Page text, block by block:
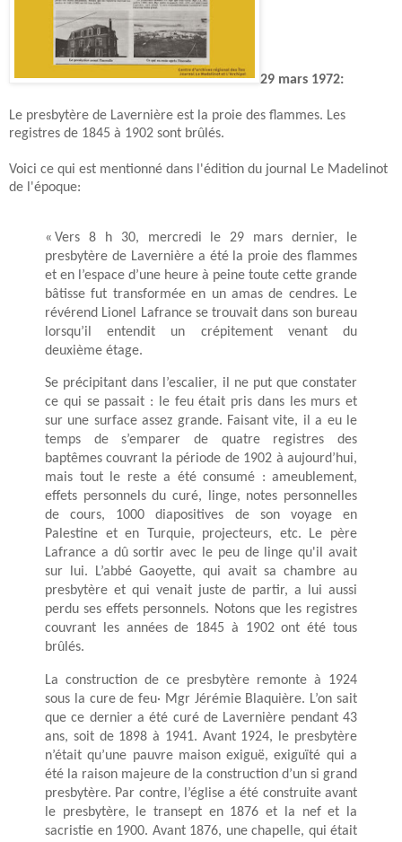
29 mars 1972:
Le presbytère de Lavernière est la proie des flammes. Les
registres de 1845 à 1902 sont brûlés.
Voici ce qui est mentionné dans l'édition du journal Le Madelinot
de l'époque:
« Vers 8 h 30, mercredi le 29 mars dernier, le
presbytère de Lavernière a été la proie des flammes
et en l’espace d’une heure à peine toute cette grande
bâtisse fut transformée en un amas de cendres. Le
révérend Lionel Lafrance se trouvait dans son bureau
lorsqu’il entendit un crépitement venant du
deuxième étage.
Se précipitant dans l’escalier, il ne put que constater
ce qui se passait : le feu était pris dans les murs et
sur une surface assez grande. Faisant vite, il a eu le
temps de s’emparer de quatre registres des
baptêmes couvrant la période de 1902 à aujourd’hui,
mais tout le reste a été consumé : ameublement,
effets personnels du curé, linge, notes personnelles
de cours, 1000 diapositives de son voyage en
Palestine et en Turquie, projecteurs, etc. Le père
Lafrance a dû sortir avec le peu de linge qu'il avait
sur lui. L’abbé Gaoyette, qui avait sa chambre au
presbytère et qui venait juste de partir, a lui aussi
perdu ses effets personnels. Notons que les registres
couvrant les années de 1845 à 1902 ont été tous
brûlés.
La construction de ce presbytère remonte à 1924
sous la cure de feu· Mgr Jérémie Blaquière. L’on sait
que ce dernier a été curé de Lavernière pendant 43
ans, soit de 1898 à 1941. Avant 1924, le presbytère
n’était qu’une pauvre maison exiguë, exiguïté qui a
été la raison majeure de la construction d’un si grand
presbytère. Par contre, l’église a été construite avant
le presbytère, le transept en 1876 et la nef et la
sacristie en 1900. Avant 1876, une chapelle, qui était